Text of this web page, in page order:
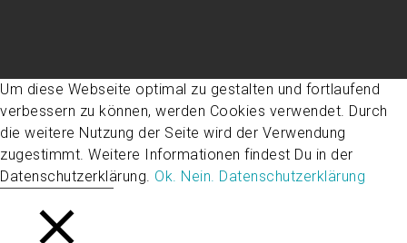
Um diese Webseite optimal zu gestalten und fortlaufend
verbessern zu können, werden Cookies verwendet. Durch
die weitere Nutzung der Seite wird der Verwendung
zugestimmt. Weitere Informationen findest Du in der
Datenschutzerklärung. Ok. Nein. Datenschutzerklärung